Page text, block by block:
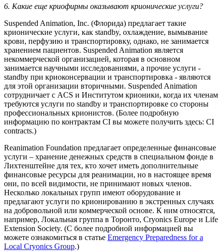
6. Какие еще криофирмы оказывают крионические услуги?
Suspended Animation, Inc. (Флорида) предлагает такие
крионические услуги, как standby, охлаждение, вымывание
крови, перфузию и транспортировку, однако, не занимается
хранением пациентов. Suspended Animation является
некоммерческой организацией, которая в основном
занимается научными исследованиями, а прочие услуги -
standby при криоконсервации и транспортировка - являются
для этой организации вторичными. Suspended Animation
сотрудничает с ACS и Институтом крионики, когда их членам
требуются услуги по standby и транспортировке со стороны
профессиональных крионистов. (Более подробную
информацию по контрактам CI вы можете получить здесь: CI
contracts.)
Reanimation Foundation предлагает определенные финансовые
услуги – хранение денежных средств в специальном фонде в
Лихтенштейне для тех, кто хочет иметь дополнительные
финансовые ресурсы для реанимации, но в настоящее время
они, по всей видимости, не принимают новых членов.
Несколько локальных групп имеют оборудование и
предлагают услуги по крионированию в экстренных случаях
на добровольной или коммерческой основе. К ним относятся,
например, Локальная группа в Торонто, Cryonics Europe и Life
Extension Society. (С более подробной информацией вы
можете ознакомиться в статье Emergency Preparedness for a
Local Cryonics Group.)